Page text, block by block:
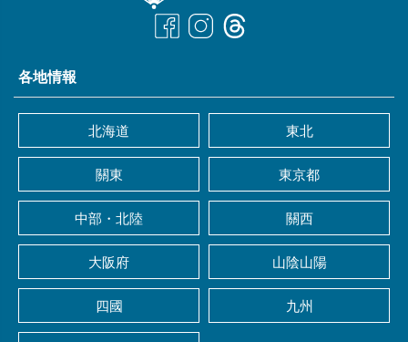
各地情報
北海道 東北
關東 東京都
中部・北陸 關西
大阪府 山陰山陽
四國 九州